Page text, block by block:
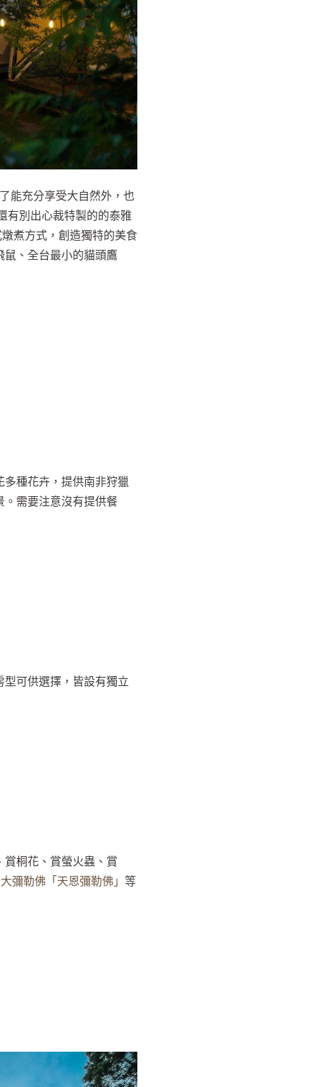
能充分享受大自然外，也
有別出心裁特製的的泰雅
煮方式，創造獨特的美食
鼠、全台最小的貓頭鷹
種花卉，提供南非狩獵
。需要注意沒有提供餐
可供選擇，皆設有獨立
桐花、賞螢火蟲、賞
彌勒佛「天恩彌勒佛」 等